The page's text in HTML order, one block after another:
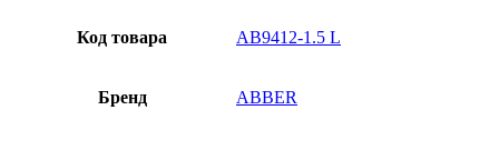
Код товара AB9412-1.5 L
Бренд ABBER